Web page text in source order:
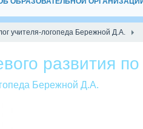
учителя-логопеда Бережной Д.А.
развития
Бережной Д.А.